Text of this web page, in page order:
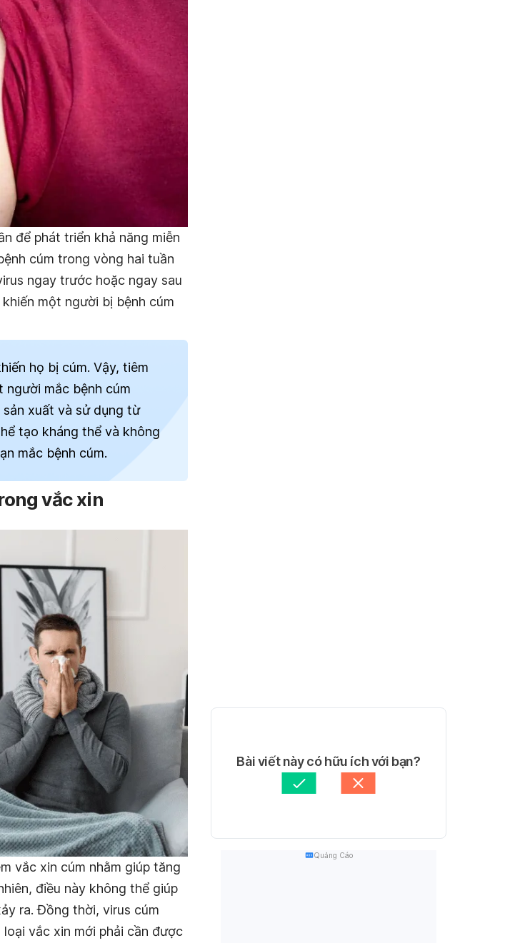
để phát triển khả năng miễn
cúm trong vòng hai tuần
ngay trước hoặc ngay sau
một người bị bệnh cúm
họ bị cúm. Vậy, tiêm
người mắc bệnh cúm
sản xuất và sử dụng ​​từ
tạo kháng thể và không
mắc bệnh cúm.
vắc xin
vắc xin cúm nhằm giúp tăng
điều này không thể giúp
ra. Đồng thời, virus cúm
vắc xin mới phải cần được
Bài viết này có hữu ích với bạn?
Quảng Cáo